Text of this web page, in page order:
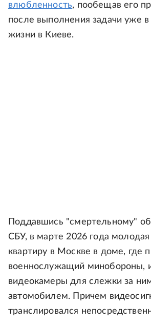
влюбленность, пообещав его
после выполнения задачи уже в
жизни в Киеве.
Поддавшись "смертельному"
СБУ, в марте 2026 года
квартиру в Москве в доме, где
военнослужащий минобороны,
видеокамеры для слежки за
автомобилем. Причем
транслировался